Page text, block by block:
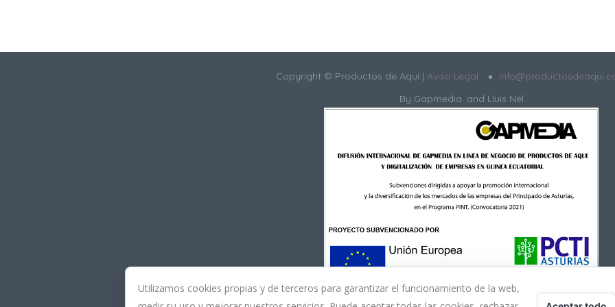
Copyright © Productos de Aquí | Aviso Legal
By Gapmedia. and Lluis Nel
Utilizamos cookies propias y de terceros para garantizar el funcionamiento de la web,